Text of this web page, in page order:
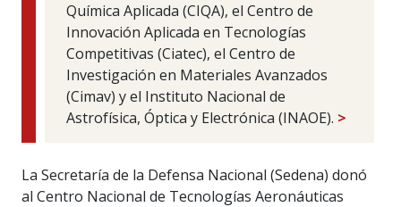
Química Aplicada (CIQA), el Centro de
Innovación Aplicada en Tecnologías
Competitivas (Ciatec), el Centro de
Investigación en Materiales Avanzados
(Cimav) y el Instituto Nacional de
Astrofísica, Óptica y Electrónica (INAOE). >
La Secretaría de la Defensa Nacional (Sedena) donó
al Centro Nacional de Tecnologías Aeronáuticas